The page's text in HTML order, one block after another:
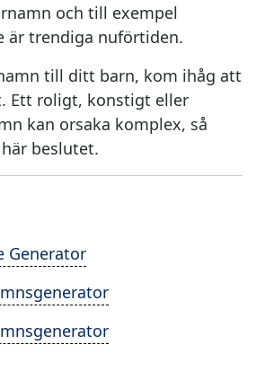
och till exempel
är trendiga nuförtiden.
till ditt barn, kom ihåg att
Ett roligt, konstigt eller
kan orsaka komplex, så
beslutet.
Generator